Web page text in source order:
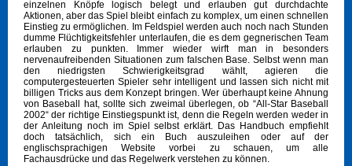
einzelnen Knöpfe logisch belegt und erlauben gut durchdachte
Aktionen, aber das Spiel bleibt einfach zu komplex, um einen schnellen
Einstieg zu ermöglichen. Im Feldspiel werden auch noch nach Stunden
dumme Flüchtigkeitsfehler unterlaufen, die es dem gegnerischen Team
erlauben zu punkten. Immer wieder wirft man in besonders
nervenaufreibenden Situationen zum falschen Base. Selbst wenn man
den niedrigsten Schwierigkeitsgrad wählt, agieren die
computergesteuerten Spieler sehr intelligent und lassen sich nicht mit
billigen Tricks aus dem Konzept bringen. Wer überhaupt keine Ahnung
von Baseball hat, sollte sich zweimal überlegen, ob “All-Star Baseball
2002“ der richtige Einstiegspunkt ist, denn die Regeln werden weder in
der Anleitung noch im Spiel selbst erklärt. Das Handbuch empfiehlt
doch tatsächlich, sich ein Buch auszuleihen oder auf der
englischsprachigen Website vorbei zu schauen, um alle
Fachausdrücke und das Regelwerk verstehen zu können.